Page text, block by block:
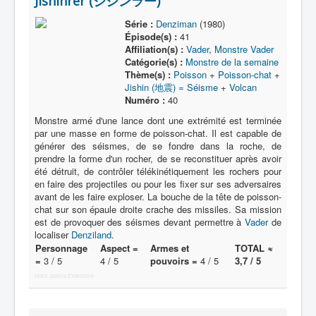
Série
Transformation
Équipement
Mecha
Objet
Lieu
Épisode
Référence
Fanservice
Série : Denziman(1980)
Épisode(s) :41
Affiliation(s) : Vader, Monstre Vader
Catégorie(s) : Monstre de la semaine
Thème(s) : Poisson+ Poisson-chat+
Jishin (地震) = Séisme+ Volcan
Numéro :40
Monstre armé d'une lance dont une extrémité est terminée
par une masse en forme de poisson-chat. Il est capable de
générer des séismes, de se fondre dans la roche, de
prendre la forme d'un rocher, de se reconstituer après avoir
été détruit, de contrôler télékinétiquement les rochers pour
en faire des projectiles ou pour les fixer sur ses adversaires
avant de les faire exploser. La bouche de la tête de poisson-
chat sur son épaule droite crache des missiles. Sa mission
est de provoquer des séismes devant permettre àVaderde
localiser Denziland.
Personnage
= 3 / 5
Aspect =
4 / 5
Armes et
pouvoirs = 4 / 5
TOTAL ≈
3,7 / 5
More Joomla Extensions